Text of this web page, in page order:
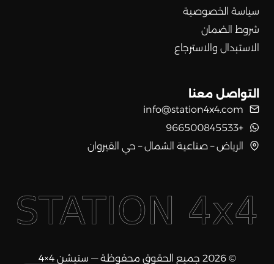
سياسة الخصوصية
شروط الضمان
الاستبدال والاسترجاع
التواصل معنا
info@station4x4.com
+966500845533
الرياض – صناعية الشمال – حي القيروان
© 2026 جميع الحقوق محفوظة — ستيشن 4×4